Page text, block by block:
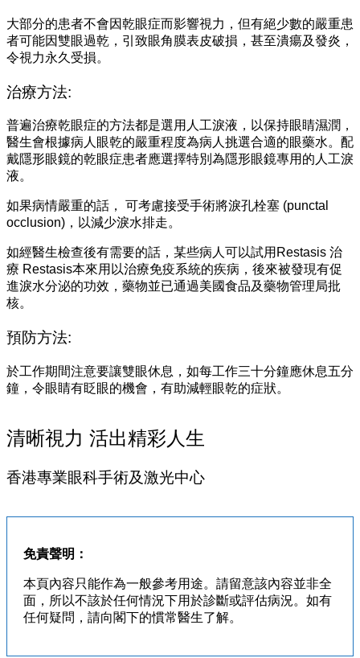
大部分的患者不會因乾眼症而影響視力，但有絕少數的嚴重患
者可能因雙眼過乾，引致眼角膜表皮破損，甚至潰瘍及發炎，
令視力永久受損。
治療方法‭:‬
普遍治療乾眼症的方法都是選用人工淚液，以保持眼睛濕潤，
醫生會根據病人眼乾的嚴重程度為病人挑選合適的眼藥水。配
戴隱形眼鏡的乾眼症患者應選擇特別為隱形眼鏡專用的人工淚
液。‭ ‬
如果病情嚴重的話，‭ ‬可考慮接受手術將淚孔栓塞‭ (‬punctal
occlusion‭)‬，以減少淚水排走。
如經醫生檢查後有需要的話，某些病人可以試用Restasis 治
療 Restasis本來用以治療免疫系統的疾病，後來被發現有促
進淚水分泌的功效，藥物並已通過美國食品及藥物管理局批
核。‭ ‬‭ ‬
預防方法‭:‬
於工作期間注意要讓雙眼休息，如每工作三十分鐘應休息五分
鐘，令眼睛有眨眼的機會，有助減輕眼乾的症狀。
清晰視力 活出精彩人生
香港專業眼科手術及激光中心
免責聲明：
本頁內容只能作為一般參考用途。請留意該內容並非全
面，所以不該於任何情況下用於診斷或評估病況。如有
任何疑問，請向閣下的慣常醫生了解。